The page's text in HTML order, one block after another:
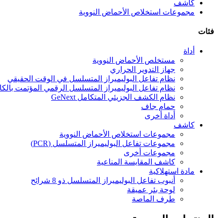
كاشف
مجموعات استخلاص الأحماض النووية
فئات
أداة
مستخلص الأحماض النووية
جهاز التدوير الحراري
نظام تفاعل البوليميراز المتسلسل في الوقت الحقيقي
نظام تفاعل البوليميراز المتسلسل الرقمي المؤتمت
نظام الكشف الجزيئي المتكامل GeNext
حمام جاف
أداة أخرى
كاشف
مجموعات استخلاص الأحماض النووية
مجموعات تفاعل البوليميراز المتسلسل (PCR)
مجموعات أخرى
كاشف المقايسة المناعية
مادة استهلاكية
أنبوب تفاعل البوليميراز المتسلسل ذو 8 شرائح
لوحة بئر عميقة
طرف الماصة